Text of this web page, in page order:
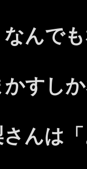
なんで
すしか
んは「